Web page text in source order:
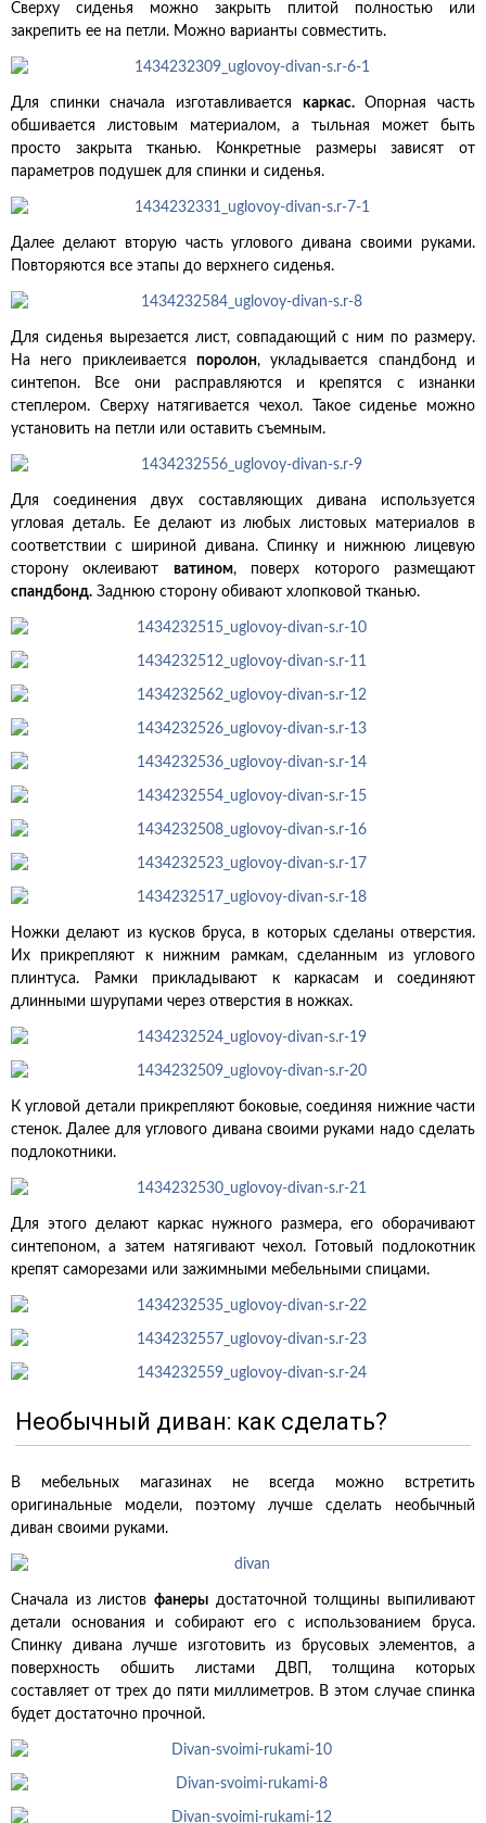
Сверху сиденья можно закрыть плитой полностью или
закрепить ее на петли. Можно варианты совместить.
Для спинки сначала изготавливается каркас.Опорная часть
обшивается листовым материалом, а тыльная может быть
просто закрыта тканью. Конкретные размеры зависят от
параметров подушек для спинки и сиденья.
Далее делают вторую часть углового дивана своими руками.
Повторяются все этапы до верхнего сиденья.
Для сиденья вырезается лист, совпадающий с ним по размеру.
На него приклеивается поролон, укладывается спандбонд и
синтепон. Все они расправляются и крепятся с изнанки
степлером. Сверху натягивается чехол. Такое сиденье можно
установить на петли или оставить съемным.
Для соединения двух составляющих дивана используется
угловая деталь. Ее делают из любых листовых материалов в
соответствии с шириной дивана. Спинку и нижнюю лицевую
сторону оклеивают ватином, поверх которого размещают
спандбонд. Заднюю сторону обивают хлопковой тканью.
Ножки делают из кусков бруса, в которых сделаны отверстия.
Их прикрепляют к нижним рамкам, сделанным из углового
плинтуса. Рамки прикладывают к каркасам и соединяют
длинными шурупами через отверстия в ножках.
К угловой детали прикрепляют боковые, соединяя нижние части
стенок. Далее для углового дивана своими руками надо сделать
подлокотники.
Для этого делают каркас нужного размера, его оборачивают
синтепоном, а затем натягивают чехол. Готовый подлокотник
крепят саморезами или зажимными мебельными спицами.
Необычный диван: как сделать?
В мебельных магазинах не всегда можно встретить
оригинальные модели, поэтому лучше сделать необычный
диван своими руками.
Сначала из листов фанеры достаточной толщины выпиливают
детали основания и собирают его с использованием бруса.
Спинку дивана лучше изготовить из брусовых элементов, а
поверхность обшить листами ДВП, толщина которых
составляет от трех до пяти миллиметров. В этом случае спинка
будет достаточно прочной.